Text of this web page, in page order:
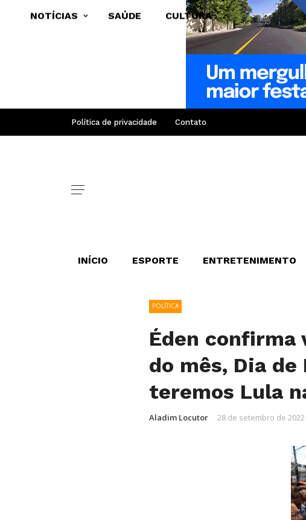
Política de privacidade Contato
INÍCIO ESPORTE ENTRETENIMENTO
NOTÍCIAS SAÚDE CULTURA
POLÍTICA
Éden
do mês, Dia de
teremos Lula
Aladim Locutor 28 de setembro de 2022